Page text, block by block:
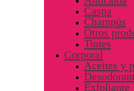
Caspa
Champús
Otros
Tintes
Corporal
Aceites y
Exfoliante